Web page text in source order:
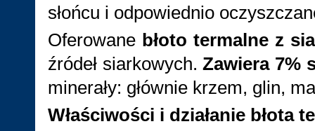
słońcu i odpowiednio
Oferowane błoto termalne z
źródeł siarkowych.Zawiera 7%
minerały: głównie krzem, glin,
Właściwości i działanie błota